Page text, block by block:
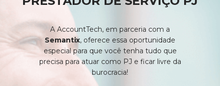
A AccountTech, em parceria com a
Semantix, oferece essa oportunidade
especial para que você tenha tudo que
precisa para atuar como PJ e ficar livre da
burocracia!